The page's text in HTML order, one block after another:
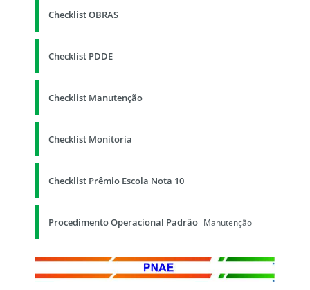
Checklist OBRAS
Checklist PDDE
Checklist Manutenção
Checklist Monitoria
Checklist Prêmio Escola Nota 10
Procedimento Operacional Padrão Manutenção